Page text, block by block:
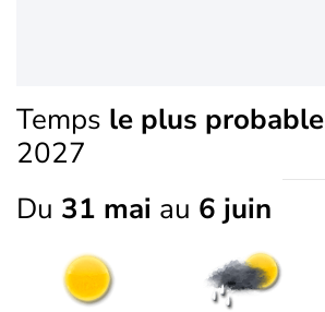
Temps le plus probable
2027
Du 31 mai au 6 juin